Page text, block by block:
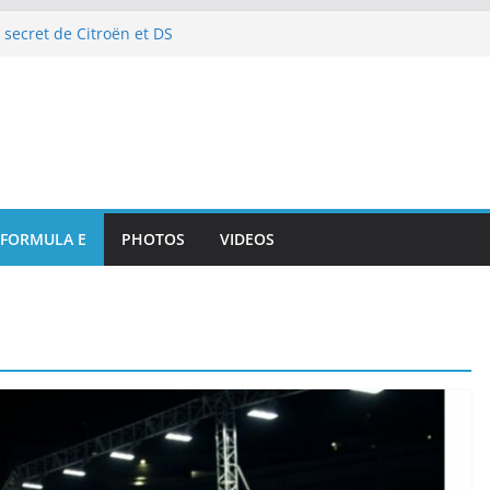
de Citroën et DS
pour DS PENSKE malgré
les projecteurs
et intégration de
à l’E-Prix de Tokyo
spectaculaires
FORMULA E PHOTOS VIDEOS